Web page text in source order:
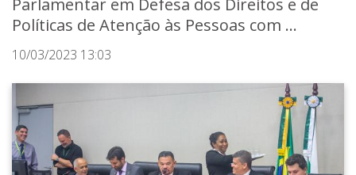
Parlamentar em Defesa dos Direitos e de
Políticas de Atenção às Pessoas com ...
10/03/2023 13:03